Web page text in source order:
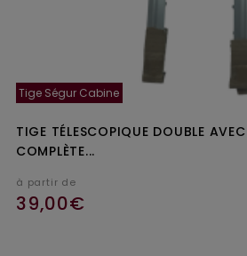
Tige Ségur Cabine
TIGE TÉLESCOPIQUE DOUBLE
COMPLÈTE...
à partir de
39,00€